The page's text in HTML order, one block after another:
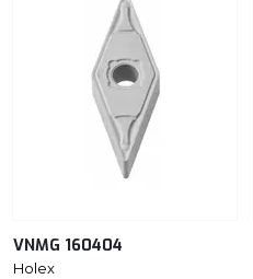
VNMG 160404
Holex